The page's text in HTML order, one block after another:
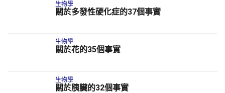
生物學
關於多發性硬化症的37個事實
生物學
關於花的35個事實
生物學
關於胰臟的32個事實